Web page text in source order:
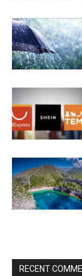
RECENT